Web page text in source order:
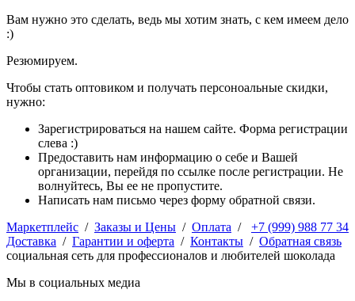
Вам нужно это сделать, ведь мы хотим знать, с кем имеем дело
:)
Резюмируем.
Чтобы стать оптовиком и получать персоноальные скидки,
нужно:
Зарегистрироваться на нашем сайте. Форма регистрации
слева :)
Предоставить нам информацию о себе и Вашей
организации, перейдя по ссылке после регистрации. Не
волнуйтесь, Вы ее не пропустите.
Написать нам письмо через форму обратной связи.
+7 (999) 988 77 34
Маркетплейс / Заказы и Цены / Оплата /
Доставка / Гарантии и оферта / Контакты / Обратная связь
социальная сеть для профессионалов и любителей шоколада
Мы в социальных медиа